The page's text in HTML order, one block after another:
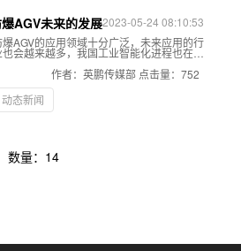
AGV未来的发展2023-05-24 08:10:53
爆AGV的应用领域十分广泛，未来应用的行
也会越来越多，我国工业智能化进程也在加
快。目前所应用的行业包括：物流、仓储、车
间、石油化工、航天航空、港口、汽车、烟草
食品等等各种类型行业中。未来防爆AGV的
潜力和发展空间会更大，应用的领域也会更加
的广泛。
作者：英鹏传媒部 点击量：752
动态新闻
数量：14